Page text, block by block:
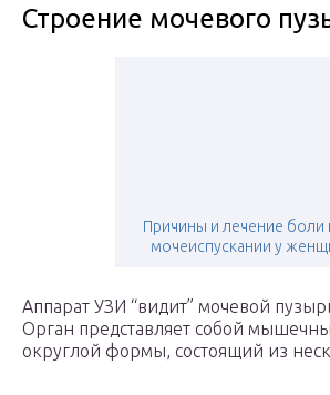
Строение мочевого
Причины и лечение боли
мочеиспускании у
Аппарат УЗИ “видит” мочевой
Орган представляет собой
округлой формы, состоящий из